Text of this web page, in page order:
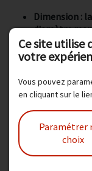
Dimension :
diamètre
Type papier :
pli blanc,
Franco de
Modèle :1008H
47,40 €
Ce site utilise
votre
Vous pouvez
en cliquant sur le
Paramétrer
choix